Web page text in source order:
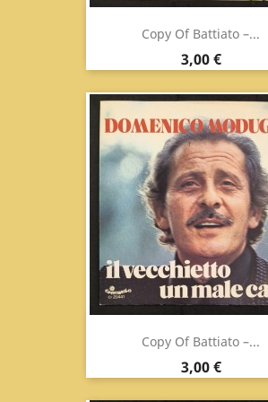
Copy Of Battiato ‎–...
Prix
3,00 €
Copy Of Battiato ‎–...
Prix
3,00 €